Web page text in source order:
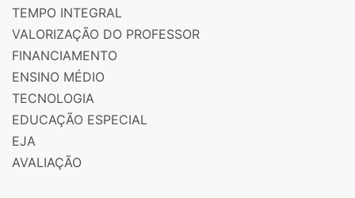
TEMPO INTEGRAL
VALORIZAÇÃO DO PROFESSOR
FINANCIAMENTO
ENSINO MÉDIO
TECNOLOGIA
EDUCAÇÃO ESPECIAL
EJA
AVALIAÇÃO